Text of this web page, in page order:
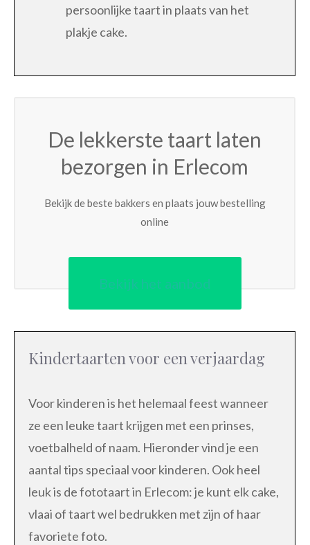
persoonlijke taart in plaats van het
plakje cake.
De lekkerste taart laten
bezorgen in Erlecom
Bekijk de beste bakkers en plaats jouw bestelling
online
Bekijk het aanbod
Kindertaarten voor een verjaardag
Voor kinderen is het helemaal feest wanneer
ze een leuke taart krijgen met een prinses,
voetbalheld of naam. Hieronder vind je een
aantal tips speciaal voor kinderen. Ook heel
leuk is de fototaart in Erlecom: je kunt elk cake,
vlaai of taart wel bedrukken met zijn of haar
favoriete foto.